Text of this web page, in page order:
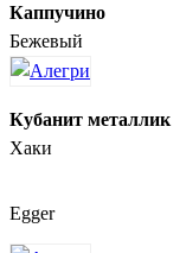
Каппучино
Бежевый
Кубанит металлик
Хаки
Egger